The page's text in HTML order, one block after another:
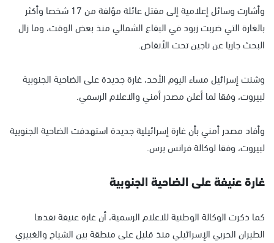
وأشارت وسائل إعلامية إلى مقتل عائلة مؤلفة من 17 شخصا وأكثر
بالغارة التي ضربت زبود في البقاع الشمالي منذ بعض الوقت، وما زال
البحث جاريا عن ناجين تحت الأنقاض.
وشنت إسرائيل مساء اليوم الأحد، غارة جديدة على الضاحية الجنوبية
لبيروت، وفقا لما أعلن مصدر أمني والاعلام الرسمي.
وأفاد مصدر أمني بأن غارة إسرائيلية جديدة استهدفت الضاحية الجنوبية
لبيروت، وفقا لوكالة فرانس برس.
غارة عنيفة على الضاحية الجنوبية
كما ذكرت الوكالة الوطنية للاعلام الرسمية، أن غارة عنيفة نفذها
الطيران الحربي الإسرائيلي منذ قليل على منطقة بين الشياح والغبيري